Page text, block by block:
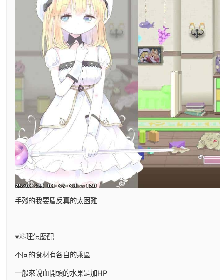
手殘的我要盾反真的太困難
※料理怎麼配
不同的食材有各自的乘區
一般來說血開頭的水果是加HP